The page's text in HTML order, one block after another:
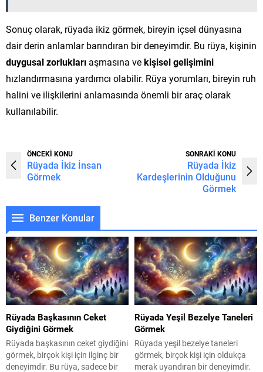
Sonuç olarak, rüyada ikiz görmek, bireyin içsel dünyasına
dair derin anlamlar barındıran bir deneyimdir. Bu rüya, kişinin
duygusal zorlukları aşmasına vekişisel gelişimini
hızlandırmasına yardımcı olabilir. Rüya yorumları, bireyin ruh
halini ve ilişkilerini anlamasında önemli bir araç olarak
kullanılabilir.
ÖNCEKİ KONU
Rüyada İkiz İnsan
Görmek
SONRAKİ KONU
Rüyada İkiz
Kardeşlerinin Olduğunu
Görmek
Benzer Konular
Rüyada Başkasının Ceket
Giydiğini Görmek
Rüyada başkasının ceket giydiğini
görmek, birçok kişi için ilginç bir
deneyimdir. Bu rüya, sadece bir
Rüyada Yeşil Bezelye Taneleri
Görmek
Rüyada yeşil bezelye taneleri
görmek, birçok kişi için oldukça
merak uyandıran bir deneyimdir.